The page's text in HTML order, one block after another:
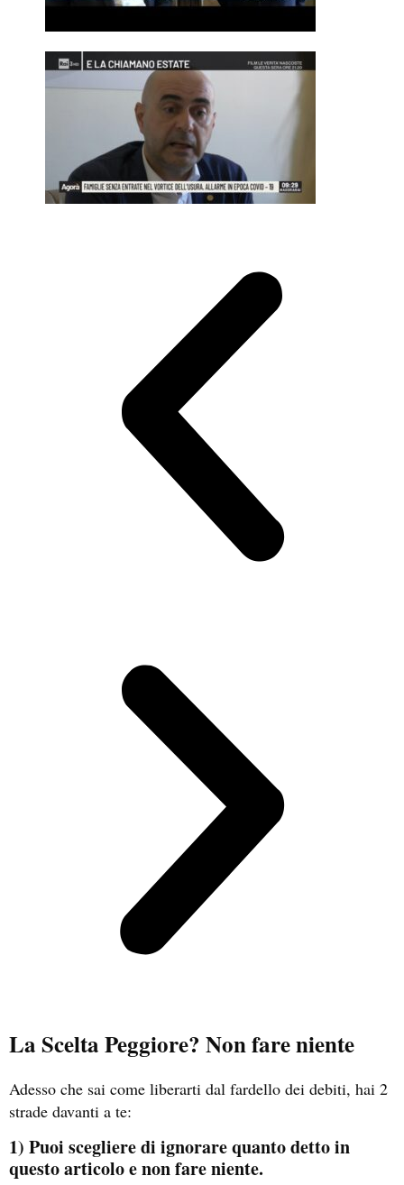
La Scelta Peggiore? Non fare niente
Adesso che sai come liberarti dal fardello dei debiti, hai 2
strade davanti a te:
1) Puoi scegliere di ignorare quanto detto in
questo articolo e non fare niente.